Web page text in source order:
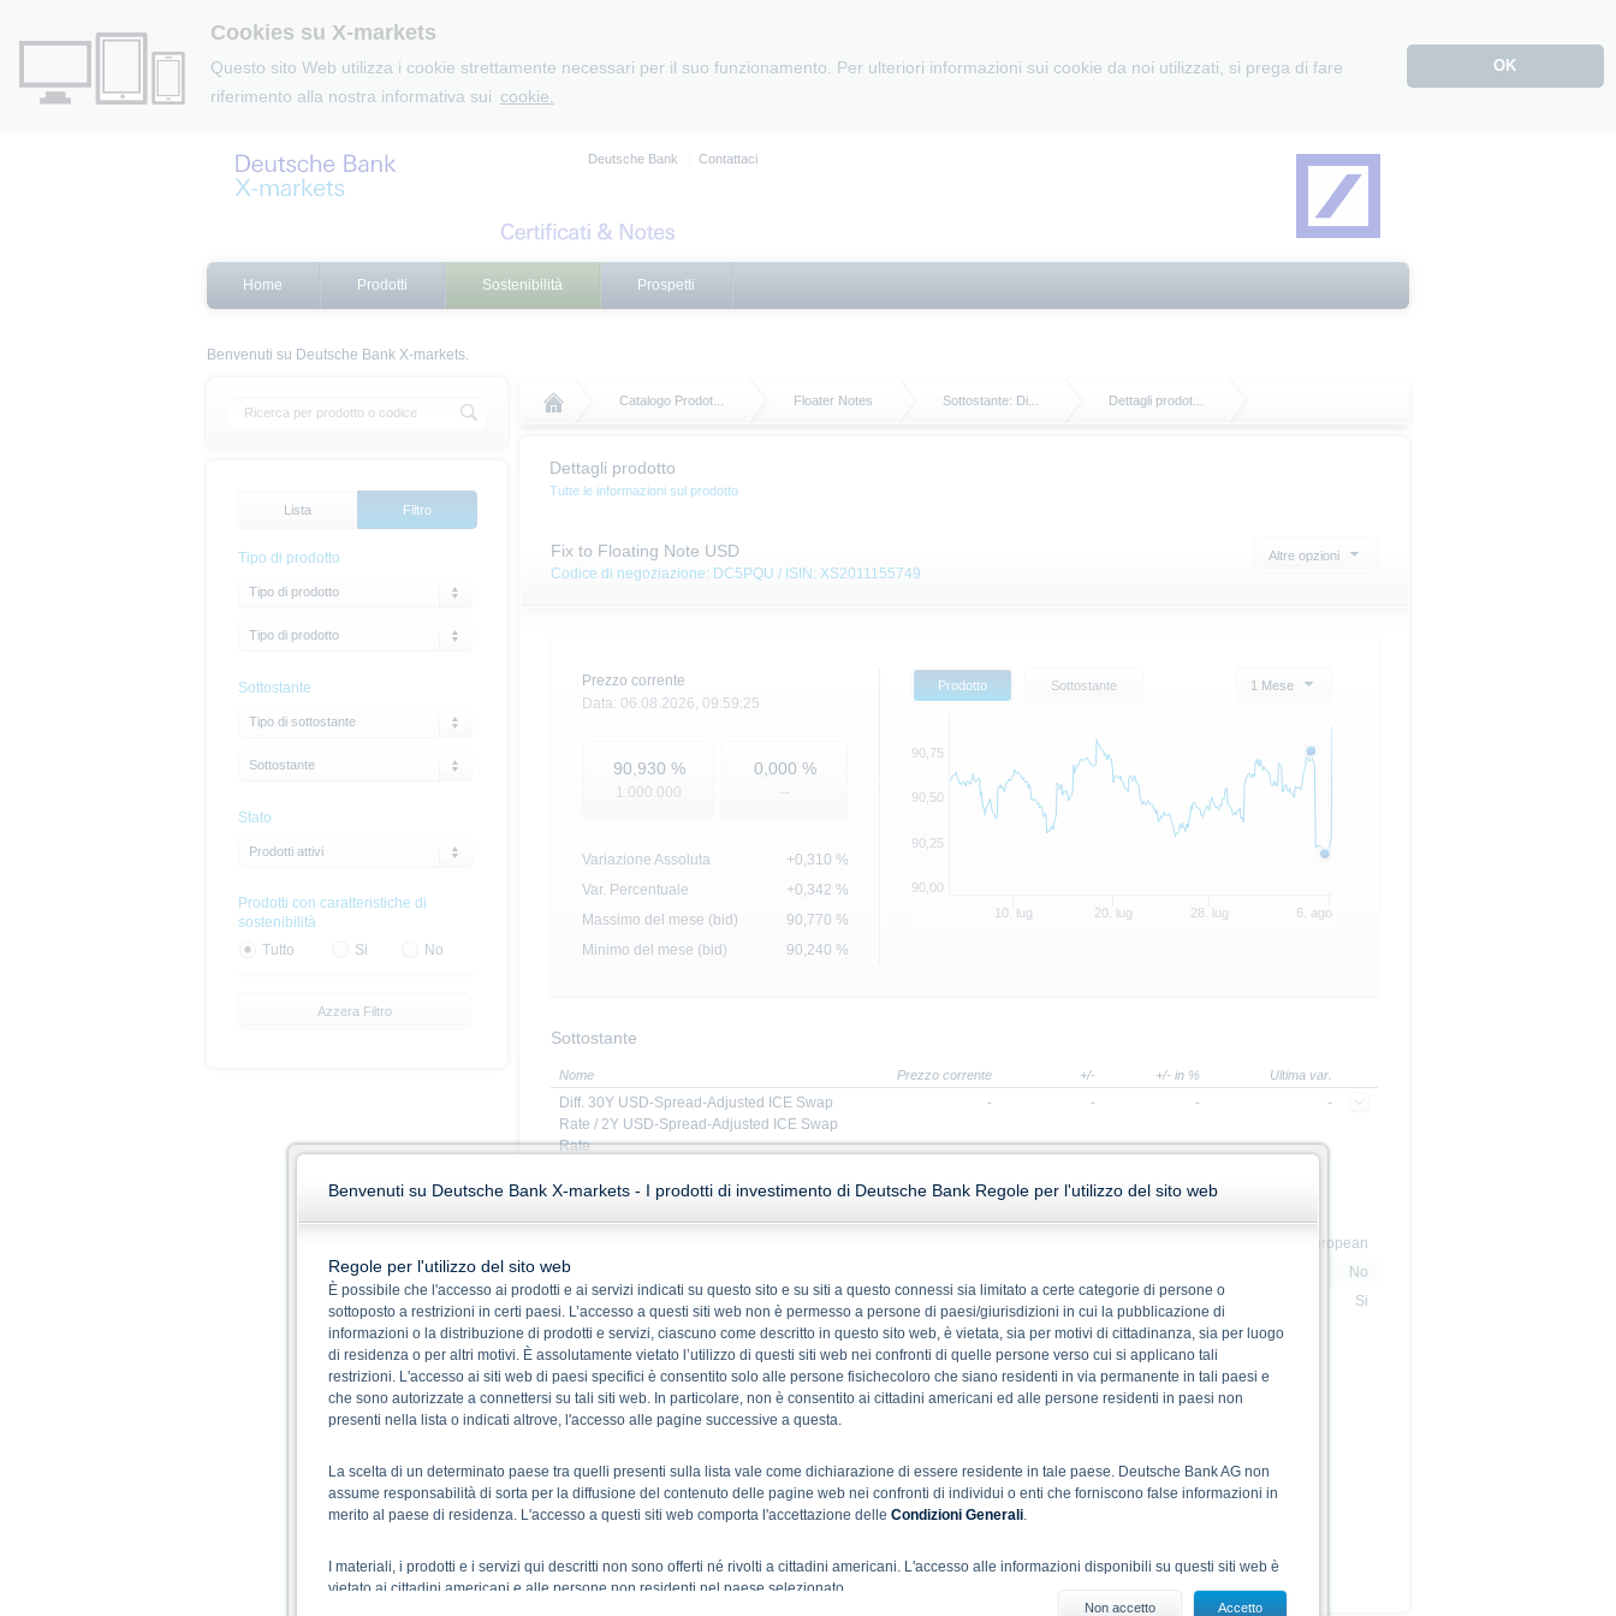
Cookies su X-markets
Questo sito Web utilizza i cookie strettamente necessari per il suo funzionamento. Per ulteriori informazioni sui cookie da noi utilizzati, si prega di fare
riferimento alla nostra informativa sui cookie.
OK
Deutsche Bank Contattaci
Home Prodotti Sostenibilità Prospetti
Benvenuti su Deutsche Bank X-markets.
Catalogo Prodot... Floater Notes Sottostante: Di... Dettagli prodot...
Dettagli prodotto
Tutte le informazioni sul prodotto
Fix to Floating Note USD
Codice di negoziazione: DC5PQU / ISIN: XS2011155749
Altre opzioni
Prezzo corrente
Data: 06.08.2026, 09:59:25
90,930 %
1.000.000
0,000 %
--
Variazione Assoluta +0,310 %
Var. Percentuale
+0,342 %
Massimo del mese (bid)
90,770 %
Minimo del mese (bid)
90,240 %
Prodotto Sottostante 1 Mese
10. lug 20. lug 28. lug 6. ago
90,00
90,25
90,50
90,75
Sottostante
Nome Prezzo corrente +/- +/- in % Ultima var.
Diff. 30Y USD-Spread-Adjusted ICE Swap
Rate / 2Y USD-Spread-Adjusted ICE Swap
Rate
- - - -
Caratteristiche prodotto
negoziazione
ISIN
XS2011155749
Quanto
No
Moltiplicatore
1,00
Tipo di
prodotto
Floater Notes
Sottostante
Diff. 30Y USD-Spread-Adjusted ICE Swap
Swap Rate
Liquidazione
Cash
Data
30/10/2020
Scadenza 30/10/2028
Dati
European
No
Si
Lista Filtro
Tipo di prodotto
Tipo di prodotto
Tipo di prodotto
Sottostante
Tipo di sottostante
Sottostante
Stato
Prodotti attivi
Prodotti con caratteristiche di
sostenibilità
Tutto
Si No
Azzera Filtro
Benvenuti su Deutsche Bank X-markets - I prodotti di investimento di Deutsche Bank Regole per l'utilizzo del sito web
Regole per l'utilizzo del sito web
È possibile che l'accesso ai prodotti e ai servizi indicati su questo sito e su siti a questo connessi sia limitato a certe categorie di persone o
sottoposto a restrizioni in certi paesi. L’accesso a questi siti web non è permesso a persone di paesi/giurisdizioni in cui la pubblicazione di
informazioni o la distribuzione di prodotti e servizi, ciascuno come descritto in questo sito web, è vietata, sia per motivi di cittadinanza, sia per luogo
di residenza o per altri motivi. È assolutamente vietato l’utilizzo di questi siti web nei confronti di quelle persone verso cui si applicano tali
restrizioni. L'accesso ai siti web di paesi specifici è consentito solo alle persone fisichecoloro che siano residenti in via permanente in tali paesi e
che sono autorizzate a connettersi su tali siti web. In particolare, non è consentito ai cittadini americani ed alle persone residenti in paesi non
presenti nella lista o indicati altrove, l'accesso alle pagine successive a questa.
La scelta di un determinato paese tra quelli presenti sulla lista vale come dichiarazione di essere residente in tale paese. Deutsche Bank AG non
assume responsabilità di sorta per la diffusione del contenuto delle pagine web nei confronti di individui o enti che forniscono false informazioni in
merito al paese di residenza. L'accesso a questi siti web comporta l'accettazione delle Condizioni Generali
I materiali, i prodotti e i servizi qui descritti non sono offerti né rivolti a cittadini americani. L'accesso alle informazioni disponibili su questi siti web è
vietato ai cittadini americani e alle persone non residenti nel paese selezionato.
Non accetto Accetto